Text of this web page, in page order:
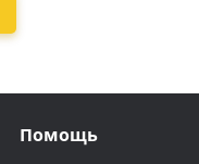
Помощь